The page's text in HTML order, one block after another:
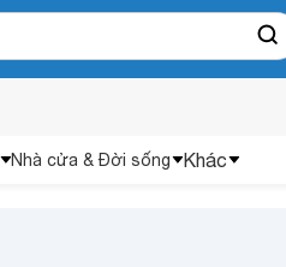
Nhà cửa & Đời sống Khác